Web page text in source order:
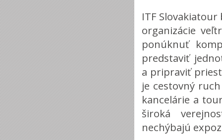
ITF
organizácie
ponúknuť
predstaviť
a pripraviť
je cestovný
kancelárie a
široká
nechýbajú